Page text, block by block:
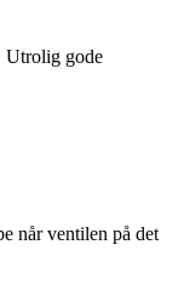
Utrolig gode
når ventilen på det